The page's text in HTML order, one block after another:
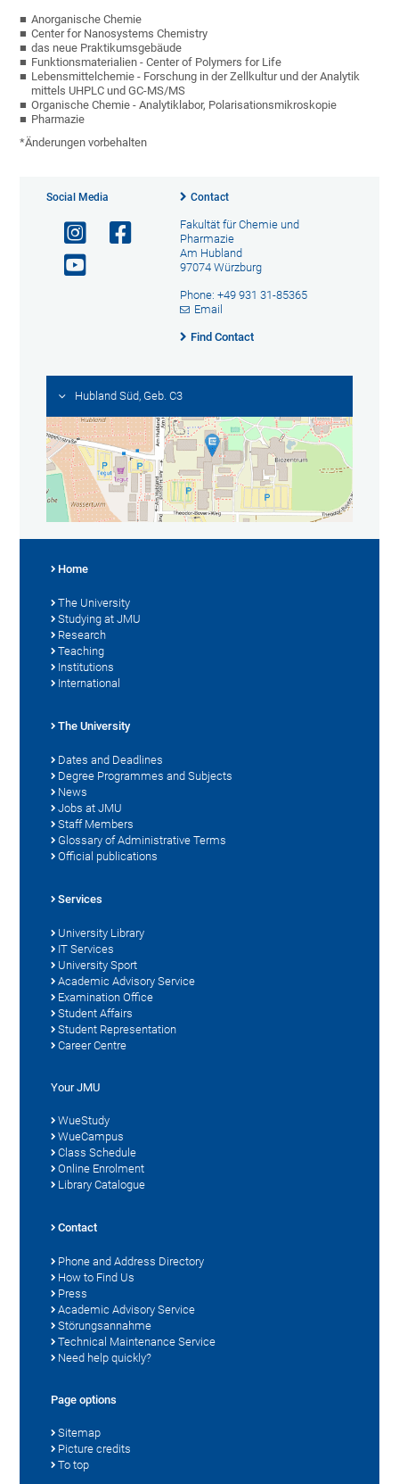
Anorganische Chemie
Center for Nanosystems Chemistry
das neue Praktikumsgebäude
Funktionsmaterialien - Center of Polymers for Life
Lebensmittelchemie - Forschung in der Zellkultur und der Analytik
mittels UHPLC und GC-MS/MS
Organische Chemie - Analytiklabor, Polarisationsmikroskopie
Pharmazie
*Änderungen vorbehalten
Social Media Contact
Fakultät für Chemie und
Pharmazie
Am Hubland
97074 Würzburg
Phone: +49 931 31-85365
Email
Find Contact
Hubland Süd, Geb. C3
Home
The University
Studying at JMU
Research
Teaching
Institutions
International
The University
Dates and Deadlines
Degree Programmes and Subjects
News
Jobs at JMU
Staff Members
Glossary of Administrative Terms
Official publications
Services
University Library
IT Services
University Sport
Academic Advisory Service
Examination Office
Student Affairs
Student Representation
Career Centre
Your JMU
WueStudy
WueCampus
Class Schedule
Online Enrolment
Library Catalogue
Contact
Phone and Address Directory
How to Find Us
Press
Academic Advisory Service
Störungsannahme
Technical Maintenance Service
Need help quickly?
Page options
Sitemap
Picture credits
To top